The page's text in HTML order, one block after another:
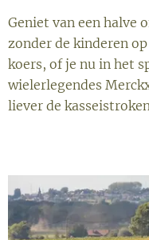
Geniet van een halve
zonder de kinderen
koers, of je nu in het
wielerlegendes
liever de